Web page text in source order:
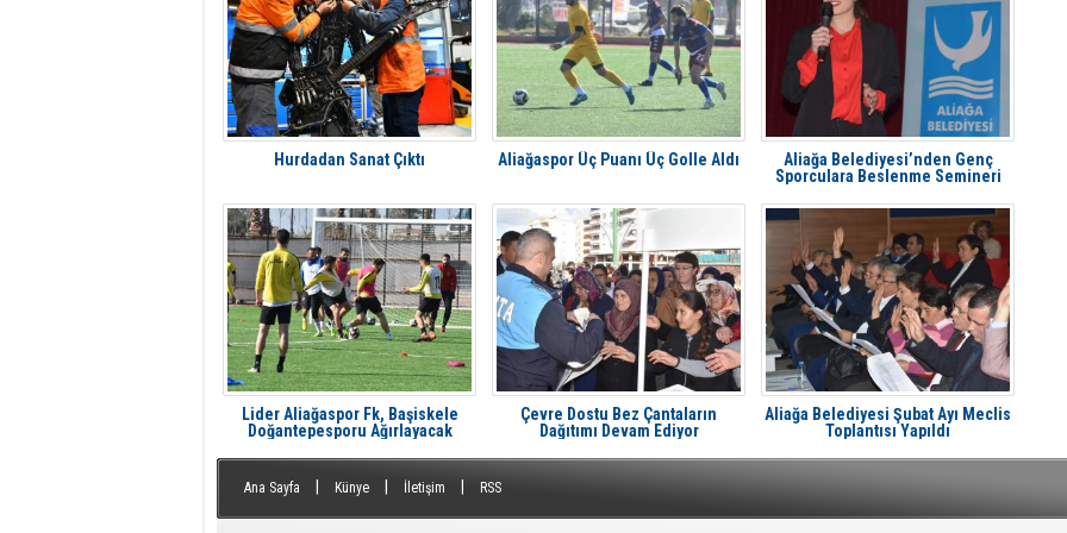
Hurdadan Sanat Çıktı Aliağaspor Üç Puanı Üç Golle Aldı
Aliağa Belediyesi’nden Genç
Sporculara Beslenme Semineri
Lider Aliağaspor Fk, Başiskele
Doğantepesporu Ağırlayacak
Çevre Dostu Bez Çantaların
Dağıtımı Devam Ediyor
Aliağa Belediyesi Şubat Ayı Meclis
Toplantısı Yapıldı
Ana Sayfa Künye İletişim RSS